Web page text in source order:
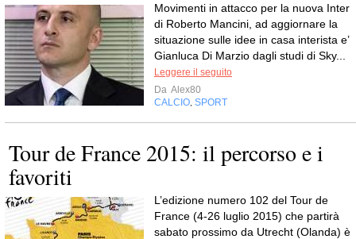
Movimenti in attacco per la nuova Inter
di Roberto Mancini, ad aggiornare la
situazione sulle idee in casa interista e’
Gianluca Di Marzio dagli studi di Sky...
Leggere il seguito
Da Alex80
CALCIO SPORT
Tour de France 2015: il percorso e i
favoriti
L’edizione numero 102 del Tour de
France (4-26 luglio 2015) che partirà
sabato prossimo da Utrecht (Olanda) è